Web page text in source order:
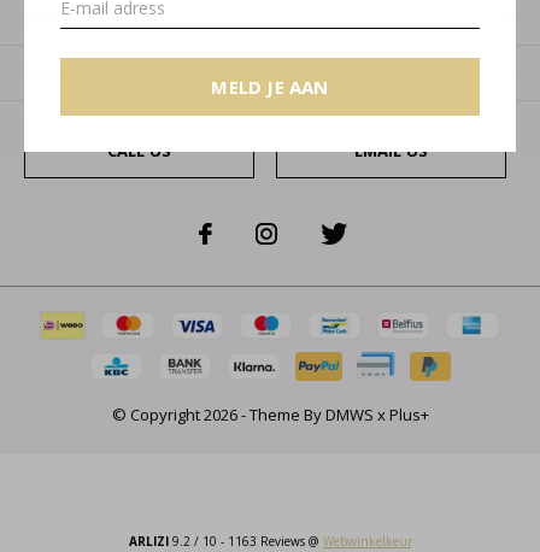
MELD JE AAN
Categorieën
CALL US EMAIL US
© Copyright2026- Theme ByDMWS xPlus+
ARLIZI9.2/ 10 - 1163 Reviews @ Webwinkelkeur